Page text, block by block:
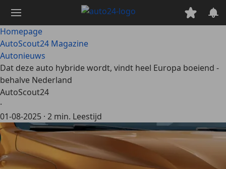
naar
hoofdinhoud
Homepage
AutoScout24 Magazine
Autonieuws
Dat deze auto hybride wordt, vindt heel Europa boeiend -
behalve Nederland
AutoScout24
·
01-08-2025 · 2 min. Leestijd